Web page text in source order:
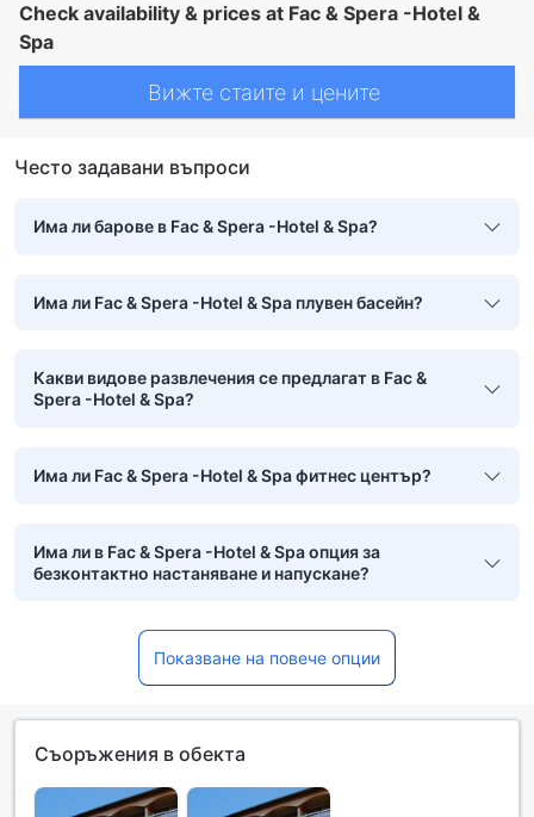
Check availability & prices at Fac & Spera -Hotel &
Spa
Вижте стаите и цените
Често задавани въпроси
Има ли барове в Fac & Spera -Hotel & Spa?
Има ли Fac & Spera -Hotel & Spa плувен басейн?
Какви видове развлечения се предлагат в Fac &
Spera -Hotel & Spa?
Има ли Fac & Spera -Hotel & Spa фитнес център?
Има ли в Fac & Spera -Hotel & Spa опция за
безконтактно настаняване и напускане?
Показване на повече опции
Съоръжения в обекта